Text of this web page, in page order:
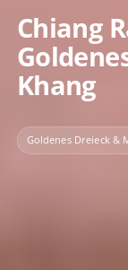
Chiang
Khang
Goldenes Dreieck &